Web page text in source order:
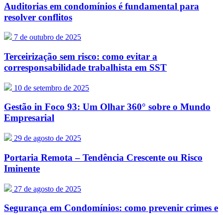
Auditorias em condomínios é fundamental para
resolver conflitos
7 de outubro de 2025
Terceirização sem risco: como evitar a
corresponsabilidade trabalhista em SST
10 de setembro de 2025
Gestão in Foco 93: Um Olhar 360° sobre o Mundo
Empresarial
29 de agosto de 2025
Portaria Remota – Tendência Crescente ou Risco
Iminente
27 de agosto de 2025
Segurança em Condomínios: como prevenir crimes e